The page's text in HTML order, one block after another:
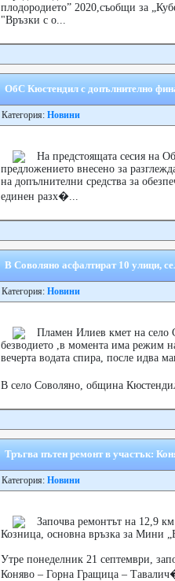
плодородието” 2020,съобщи за
"Връзки с о...
ОбС Кюстендил с допълнително
Категория: Новини
На предстоящата сесия на
предложението внесено за
на допълнителни средства за
единен разх�...
В Соволяно асфалтират 10 улици,
Категория: Новини
Пламен Илиев кмет на село
безводието ,в момента има режим
вечерта водата спира, после идва
В село Соволяно, община
Тръгва пътен ремонт в участък:
Категория: Новини
Започва ремонтът на 12,9
Козница, основна връзка за Мини
Утре понеделник 21 септември,
Коняво – Горна Гращица –